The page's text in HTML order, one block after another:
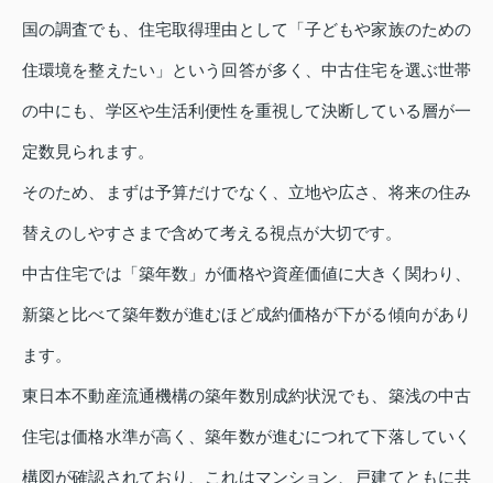
国の調査でも、住宅取得理由として「子どもや家族のための
住環境を整えたい」という回答が多く、中古住宅を選ぶ世帯
の中にも、学区や生活利便性を重視して決断している層が一
定数見られます。
そのため、まずは予算だけでなく、立地や広さ、将来の住み
替えのしやすさまで含めて考える視点が大切です。
中古住宅では「築年数」が価格や資産価値に大きく関わり、
新築と比べて築年数が進むほど成約価格が下がる傾向があり
ます。
東日本不動産流通機構の築年数別成約状況でも、築浅の中古
住宅は価格水準が高く、築年数が進むにつれて下落していく
構図が確認されており、これはマンション、戸建てともに共